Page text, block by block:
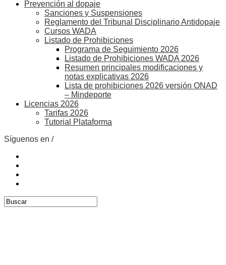
Prevención al dopaje
Sanciones y Suspensiones
Reglamento del Tribunal Disciplinario Antidopaje
Cursos WADA
Listado de Prohibiciones
Programa de Seguimiento 2026
Listado de Prohibiciones WADA 2026
Resumen principales modificaciones y
notas explicativas 2026
Lista de prohibiciones 2026 versión ONAD
– Mindeporte
Licencias 2026
Tarifas 2026
Tutorial Plataforma
Síguenos en /